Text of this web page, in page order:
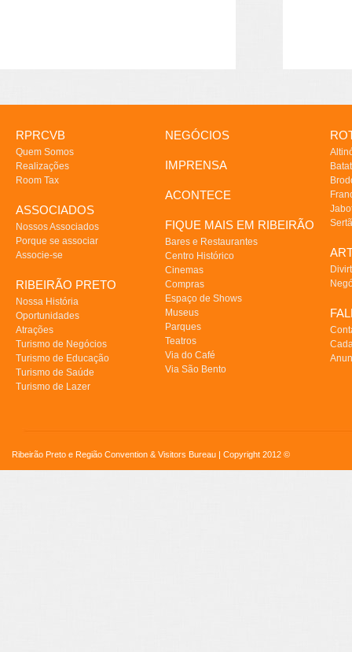
RPRCVB
Quem Somos
Realizações
Room Tax
ASSOCIADOS
Nossos Associados
Porque se associar
Associe-se
RIBEIRÃO PRETO
Nossa História
Oportunidades
Atrações
Turismo de Negócios
Turismo de Educação
Turismo de Saúde
Turismo de Lazer
NEGÓCIOS
IMPRENSA
ACONTECE
FIQUE MAIS EM RIBEIRÃO
Bares e Restaurantes
Centro Histórico
Cinemas
Compras
Espaço de Shows
Museus
Parques
Teatros
Via do Café
Via São Bento
Ribeirão Preto e Região Convention & Visitors Bureau | Copyright 2012 ©